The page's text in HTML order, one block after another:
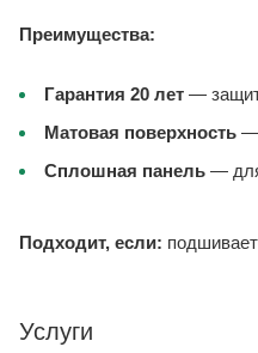
Преимущества:
Гарантия 20 лет —
Матовая поверхность —
Сплошная панель —
Подходит, если:
Услуги